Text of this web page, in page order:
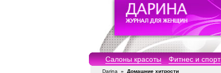
Салоны красоты Фитнес и спорт
Darina » Домашние хитрости